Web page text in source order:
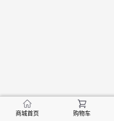
商城首页 购物车